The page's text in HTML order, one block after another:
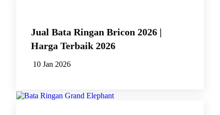
Jual Bata Ringan Bricon 2026 |
Harga Terbaik 2026
10 Jan 2026